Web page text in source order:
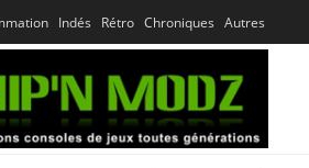
Indés Rétro Chroniques Autres